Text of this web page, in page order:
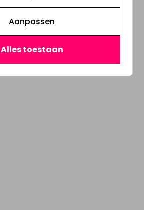
Aanpassen
Alles toestaan